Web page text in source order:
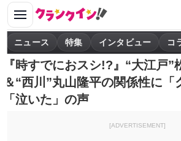
ニュース 特集 インタビュー コ
『時すでにおスシ!?』“大江戸”
＆“西川”丸山隆平の関係性に「
「泣いた」の声
[ADVERTISEMENT]